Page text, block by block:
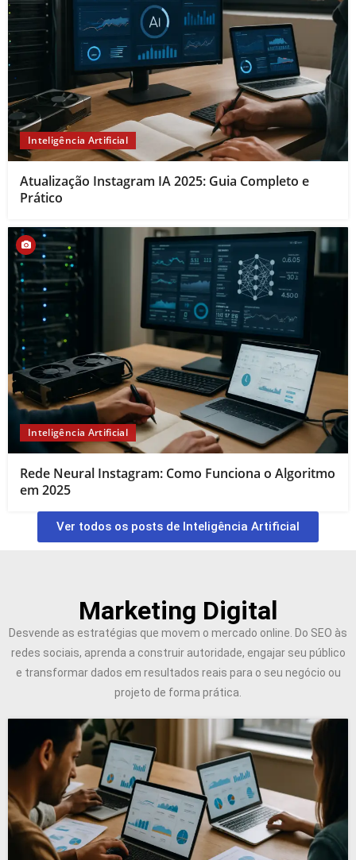
Inteligência Artificial
Atualização Instagram IA 2025: Guia Completo e
Prático
Inteligência Artificial
Rede Neural Instagram: Como Funciona o Algoritmo
em 2025
Ver todos os posts de Inteligência Artificial
Marketing Digital
Desvende as estratégias que movem o mercado online. Do SEO às
redes sociais, aprenda a construir autoridade, engajar seu público
e transformar dados em resultados reais para o seu negócio ou
projeto de forma prática.